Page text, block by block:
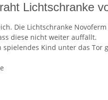
Lichtschranke
Die Lichtschranke
diese nicht weiter auffällt.
spielendes Kind unter das